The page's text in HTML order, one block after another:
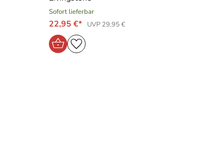
Sofort lieferbar
22,95 €* UVP 29,95 €